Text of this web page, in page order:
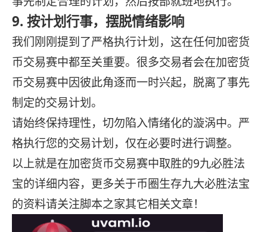
9. 按计划行事，摆脱情绪影响
我们刚刚提到了严格执行计划，这在任何加密货
币交易赛中都至关重要。很多交易者会在加密货
币交易赛中因彼此角逐而一时兴起，脱离了事先
制定的交易计划。
请始终保持理性，切勿陷入情绪化的漩涡中。严
格执行您的交易计划，仅在必要时进行调整。
以上就是在加密货币交易赛中取胜的9九必胜法
宝的详细内容，更多关于币圈生存九大必胜法宝
的资料请关注脚本之家其它相关文章！